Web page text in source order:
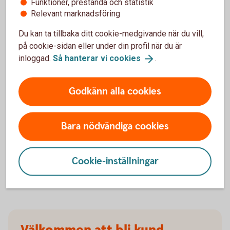
försäkringarna?
När slutar den tidigare ägarens försäkring att
gälla?
täcker bilförsäkringen då?
Gäller bilförsäkringen utanför Sverige?
Täcker försäkringen viltolyckor?
Vilka bilar har en vagnskadegaranti?
Funktioner, prestanda och statistik
Relevant marknadsföring
Du kan ta tillbaka ditt cookie-medgivande när du vill,
på cookie-sidan eller under din profil när du är
inloggad. Så hanterar vi cookies .
Godkänn alla cookies
Bara nödvändiga cookies
Cookie-inställningar